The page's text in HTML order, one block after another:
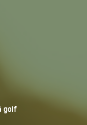
golf